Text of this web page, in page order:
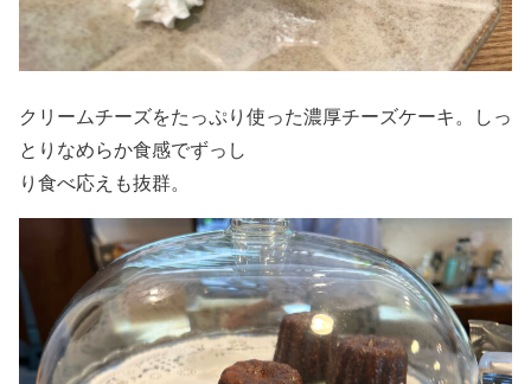
クリームチーズをたっぷり使った濃厚チーズケーキ。しっ
とりなめらか食感でずっし
り食べ応えも抜群。